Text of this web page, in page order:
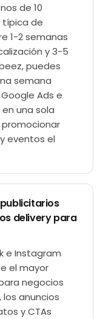
de 10
típica de
1-2 semanas
y 3-5
puedes
semana
Ads e
una sola
eventos el
delivery para
e Instagram
el mayor
negocios
anuncios
y CTAs